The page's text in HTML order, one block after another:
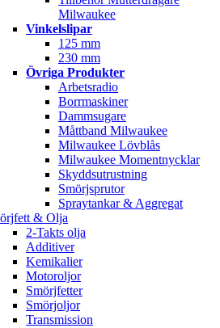
Milwaukee
Vinkelslipar
125 mm
230 mm
Övriga Produkter
Arbetsradio
Borrmaskiner
Dammsugare
Måttband Milwaukee
Milwaukee Lövblås
Milwaukee Momentnycklar
Skyddsutrustning
Smörjsprutor
Spraytankar & Aggregat
& Olja
2-Takts olja
Additiver
Kemikalier
Motoroljor
Smörjfetter
Smörjoljor
Transmission